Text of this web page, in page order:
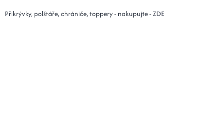
Přikrývky, polštáře, chrániče, toppery - nakupujte -ZDE